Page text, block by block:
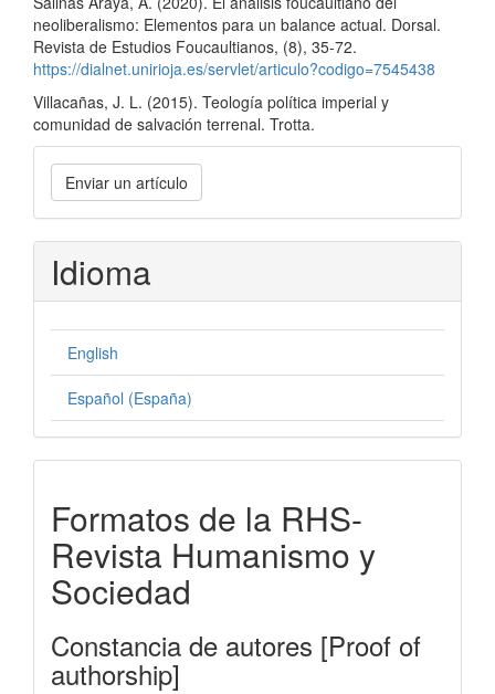
neoliberalismo: Elementos para un balance actual. Dorsal.
Revista de Estudios Foucaultianos, (8), 35-72.
https://dialnet.unirioja.es/servlet/articulo?codigo=7545438
Villacañas, J. L. (2015). Teología política imperial y
comunidad de salvación terrenal. Trotta.
Enviar
un
artículo
Enviar un artículo
Idioma
English
Español (España)
rhs
Formatos de la RHS-
Revista Humanismo y
Sociedad
Constancia de autores [Proof of
authorship]